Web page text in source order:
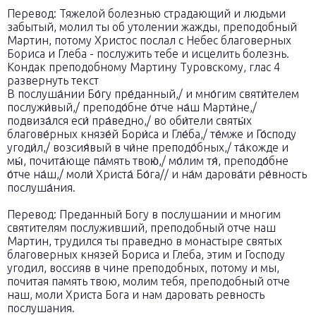
Перевод: Тяжелой болезнью страдающий и людьми
забытый, молил ты об утолении жажды, преподобный
Мартин, потому Христос послал с Небес благоверных
Бориса и Глеба - послужить тебе и исцелить болезнь.
Кондак преподобному Мартину Туровскому, глас 4
развернуть текст
В послуша́нии Бо́гу пре́данный,/ и мно́гим святи́телем
послужи́вый,/ преподо́бне о́тче на́ш Марти́не,/
подвиза́лся еси́ пра́ведно,/ во оби́тели святы́х
благове́рных князе́й Бори́са и Гле́ба,/ те́мже и Го́споду
угоди́л,/ возсия́вый в чи́не преподо́бных,/ та́кожде и
мы́, почита́юще па́мять твою́,/ мо́лим тя́, преподо́бне
о́тче на́ш,/ моли́ Христа́ Бо́га// и на́м дарова́ти ре́вность
послуша́ния.
Перевод: Преданный Богу в послушании и многим
святителям послуживший, преподобный отче наш
Мартин, трудился ты праведно в монастыре святых
благоверных князей Бориса и Глеба, этим и Господу
угодил, воссияв в чине преподобных, потому и мы,
почитая память твою, молим тебя, преподобный отче
наш, моли Христа Бога и нам даровать ревность
послушания.